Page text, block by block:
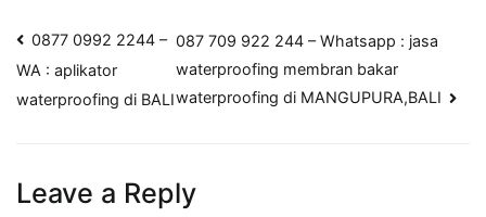
Post
navigation
0877 0992 2244 –
WA : aplikator
waterproofing di BALI
087 709 922 244 – Whatsapp : jasa
waterproofing membran bakar
waterproofing di MANGUPURA,BALI
Leave a Reply